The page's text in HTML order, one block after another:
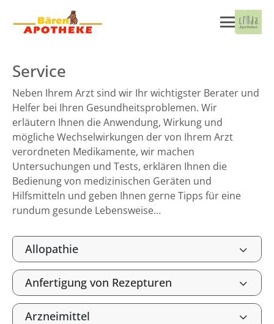
Service
Neben Ihrem Arzt sind wir Ihr wichtigster Berater und
Helfer bei Ihren Gesundheitsproblemen. Wir
erläutern Ihnen die Anwendung, Wirkung und
mögliche Wechselwirkungen der von Ihrem Arzt
verordneten Medikamente, wir machen
Untersuchungen und Tests, erklären Ihnen die
Bedienung von medizinischen Geräten und
Hilfsmitteln und geben Ihnen gerne Tipps für eine
rundum gesunde Lebensweise…
Allopathie
Anfertigung von Rezepturen
Arzneimittel